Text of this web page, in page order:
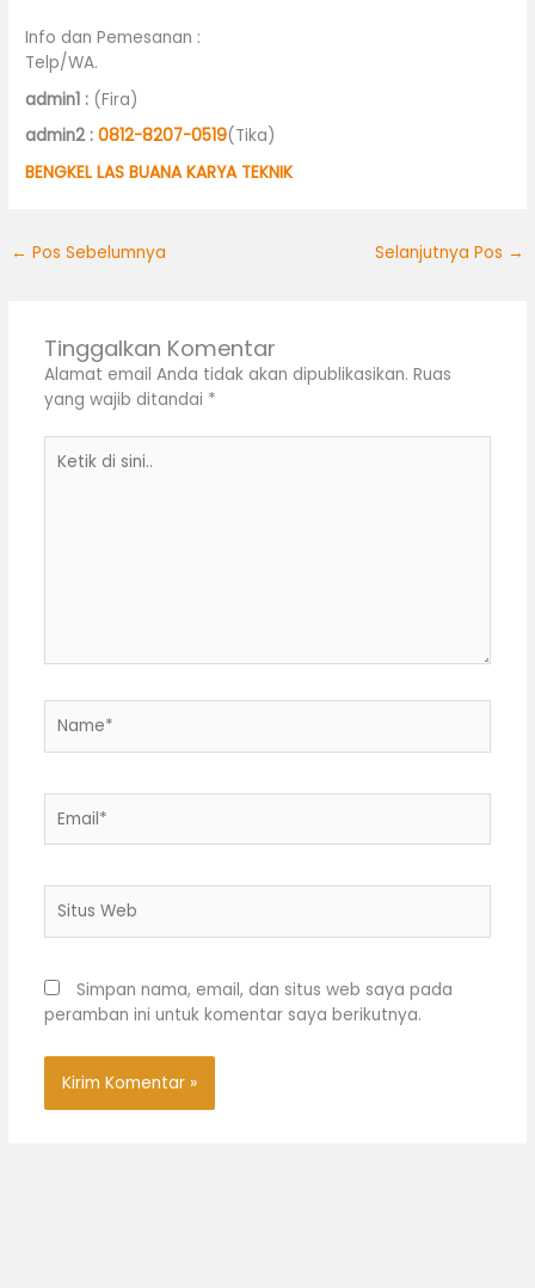
Info dan Pemesanan :
Telp/WA.
admin1 : (Fira)
admin2 :0812-8207-0519(Tika)
BENGKEL LAS BUANA KARYA TEKNIK
← Pos Sebelumnya Selanjutnya Pos →
Tinggalkan Komentar
Alamat email Anda tidak akan dipublikasikan. Ruas
yang wajib ditandai *
Web
Simpan nama, email, dan situs web saya pada
peramban ini untuk komentar saya berikutnya.